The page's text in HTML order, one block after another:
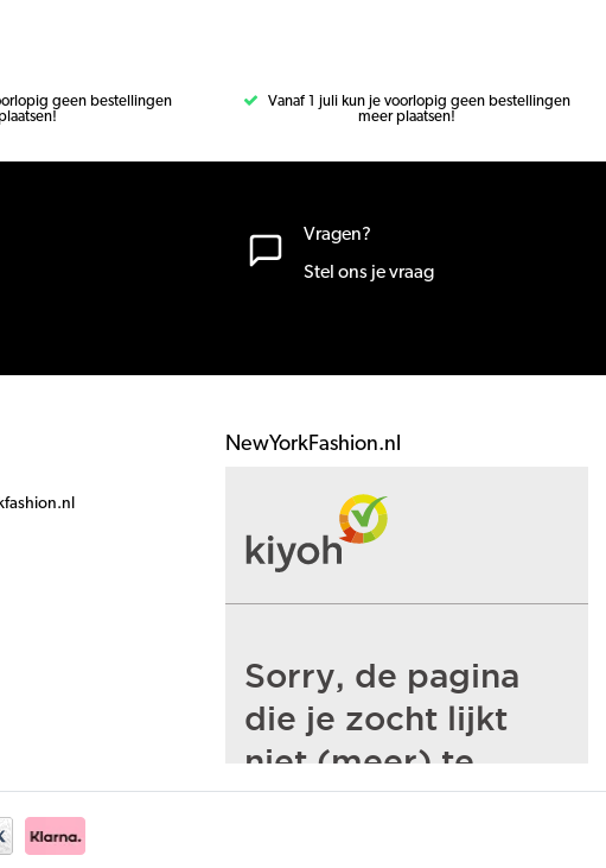
geen bestellingen
Vanaf 1 juli kun je voorlopig geen bestellingen
meer plaatsen!
Vragen?
Stel ons je vraag
NewYorkFashion.nl